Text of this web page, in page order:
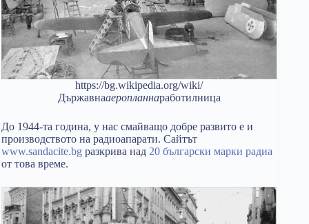
https://bg.wikipedia.org/wiki/
Държавнааеропланнаработилница
До 1944-та година, у нас смайващо добре развито е и
производството на радиоапарати. Сайтът
www.sandacite.bg разкрива над 20 български марки радиа
от това време.